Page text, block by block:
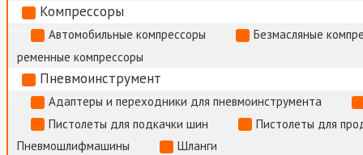
Компрессоры
Автомобильные компрессоры
Безмасляные
ременные компрессоры
Пневмоинструмент
Адаптеры и переходники для пневмоинструмента
Пистолеты для подкачки шин
Пистолеты для
Пневмошлифмашины
Шланги